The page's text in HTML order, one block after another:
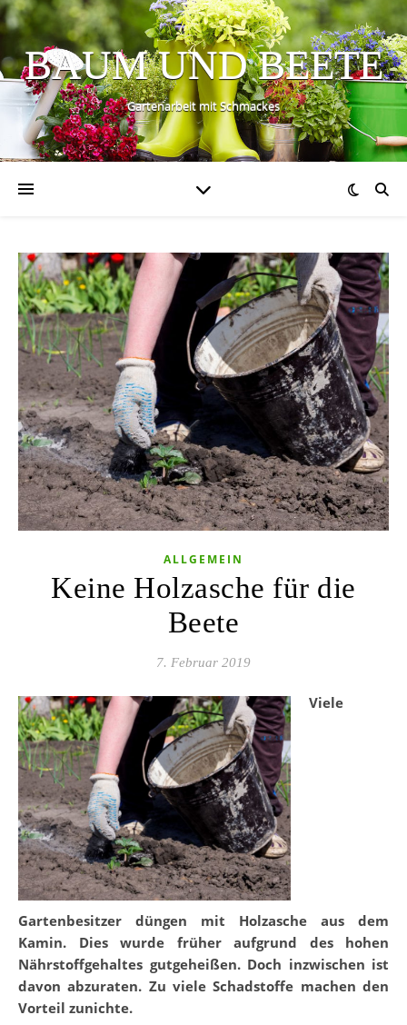
BAUM UND BEETE
Gartenarbeit mit Schmackes
ALLGEMEIN
Keine Holzasche für die
Beete
7. Februar 2019
Viele
Gartenbesitzer düngen mit Holzasche aus dem
Kamin. Dies wurde früher aufgrund des hohen
Nährstoffgehaltes gutgeheißen. Doch inzwischen ist
davon abzuraten. Zu viele Schadstoffe machen den
Vorteil zunichte.